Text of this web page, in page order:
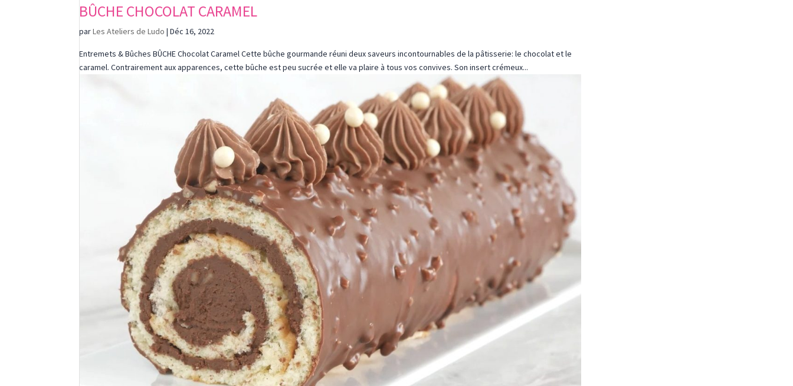
BÛCHE CHOCOLAT CARAMEL
parLes Ateliers de Ludo |Déc 16, 2022
Entremets & Bûches BÛCHE Chocolat Caramel Cette bûche gourmande réuni deux saveurs incontournables de la pâtisserie: le chocolat et le
caramel. Contrairement aux apparences, cette bûche est peu sucrée et elle va plaire à tous vos convives. Son insert crémeux...